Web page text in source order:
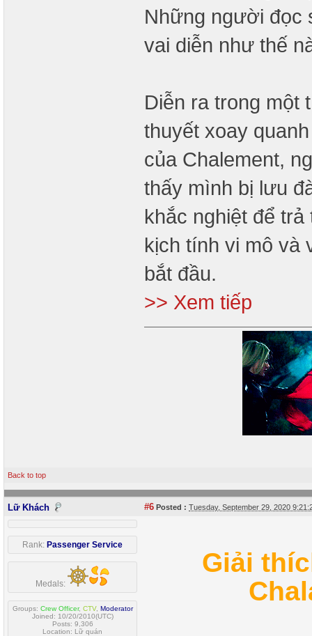
Những người đọc
vai diễn như thế
Diễn ra trong một
thuyết xoay
của Chalement,
thấy mình bị lưu
khắc nghiệt để
kịch tính vi mô và
bắt đầu.
>> Xem tiếp
Back to top
Lữ Khách #6 Posted : Tuesday, September 29, 2020
Rank: Passenger Service
Medals:
Groups: Crew Officer, CTV, Moderator
Joined: 10/20/2010(UTC)
Posts: 9,306
Location: Lữ quán
Giải